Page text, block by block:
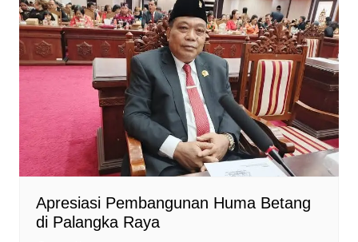
Apresiasi Pembangunan Huma Betang
di Palangka Raya